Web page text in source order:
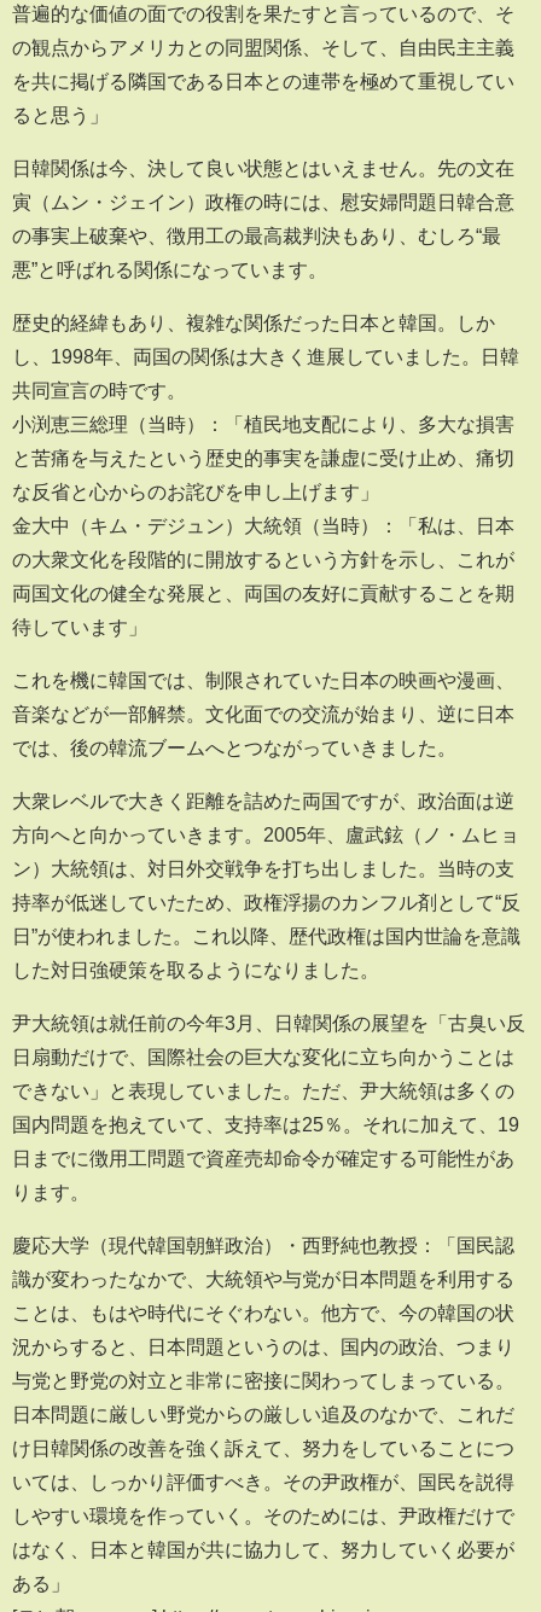
普遍的な価値の面での役割を果たすと言っているので、そ
の観点からアメリカとの同盟関係、そして、自由民主主義
を共に掲げる隣国である日本との連帯を極めて重視してい
ると思う」
日韓関係は今、決して良い状態とはいえません。先の文在
寅（ムン・ジェイン）政権の時には、慰安婦問題日韓合意
の事実上破棄や、徴用工の最高裁判決もあり、むしろ“最
悪”と呼ばれる関係になっています。
歴史的経緯もあり、複雑な関係だった日本と韓国。しか
し、1998年、両国の関係は大きく進展していました。日韓
共同宣言の時です。
小渕恵三総理（当時）：「植民地支配により、多大な損害
と苦痛を与えたという歴史的事実を謙虚に受け止め、痛切
な反省と心からのお詫びを申し上げます」
金大中（キム・デジュン）大統領（当時）：「私は、日本
の大衆文化を段階的に開放するという方針を示し、これが
両国文化の健全な発展と、両国の友好に貢献することを期
待しています」
これを機に韓国では、制限されていた日本の映画や漫画、
音楽などが一部解禁。文化面での交流が始まり、逆に日本
では、後の韓流ブームへとつながっていきました。
大衆レベルで大きく距離を詰めた両国ですが、政治面は逆
方向へと向かっていきます。2005年、盧武鉉（ノ・ムヒョ
ン）大統領は、対日外交戦争を打ち出しました。当時の支
持率が低迷していたため、政権浮揚のカンフル剤として“反
日”が使われました。これ以降、歴代政権は国内世論を意識
した対日強硬策を取るようになりました。
尹大統領は就任前の今年3月、日韓関係の展望を「古臭い反
日扇動だけで、国際社会の巨大な変化に立ち向かうことは
できない」と表現していました。ただ、尹大統領は多くの
国内問題を抱えていて、支持率は25％。それに加えて、19
日までに徴用工問題で資産売却命令が確定する可能性があ
ります。
慶応大学（現代韓国朝鮮政治）・西野純也教授：「国民認
識が変わったなかで、大統領や与党が日本問題を利用する
ことは、もはや時代にそぐわない。他方で、今の韓国の状
況からすると、日本問題というのは、国内の政治、つまり
与党と野党の対立と非常に密接に関わってしまっている。
日本問題に厳しい野党からの厳しい追及のなかで、これだ
け日韓関係の改善を強く訴えて、努力をしていることにつ
いては、しっかり評価すべき。その尹政権が、国民を説得
しやすい環境を作っていく。そのためには、尹政権だけで
はなく、日本と韓国が共に協力して、努力していく必要が
ある」